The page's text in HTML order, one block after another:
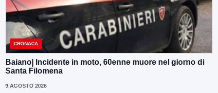
CRONACA
Baiano| Incidente in moto, 60enne muore nel giorno di
Santa Filomena
9 AGOSTO 2026